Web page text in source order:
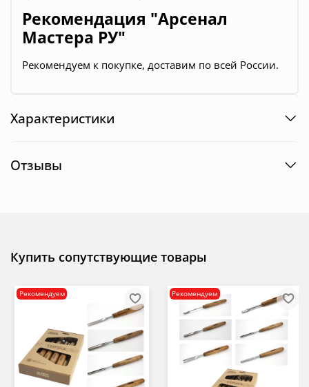
Рекомендация "Арсенал
Мастера РУ"
Рекомендуем к покупке, доставим по всей России.
Характеристики
Отзывы
Купить сопутствующие товары
Рекомендуем Рекомендуем